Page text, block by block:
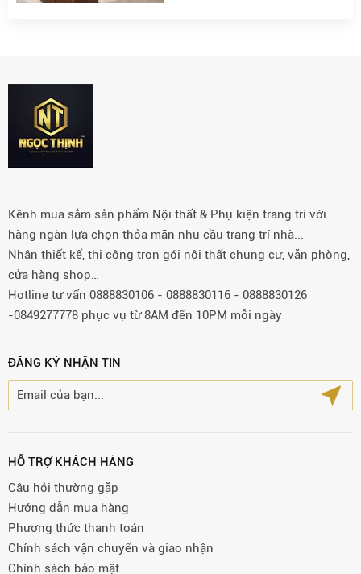
Kênh mua sắm sản phẩm Nội thất & Phụ kiện trang trí với
hàng ngàn lựa chọn thỏa mãn nhu cầu trang trí nhà...
Nhận thiết kế, thi công trọn gói nội thất chung cư, văn phòng,
cửa hàng shop…
Hotline tư vấn 0888830106 - 0888830116 - 0888830126
-0849277778 phục vụ từ 8AM đến 10PM mỗi ngày
ĐĂNG KÝ NHẬN TIN
HỖ TRỢ KHÁCH HÀNG
Câu hỏi thường gặp
Hướng dẫn mua hàng
Phương thức thanh toán
Chính sách vận chuyển và giao nhận
Chính sách bảo mật